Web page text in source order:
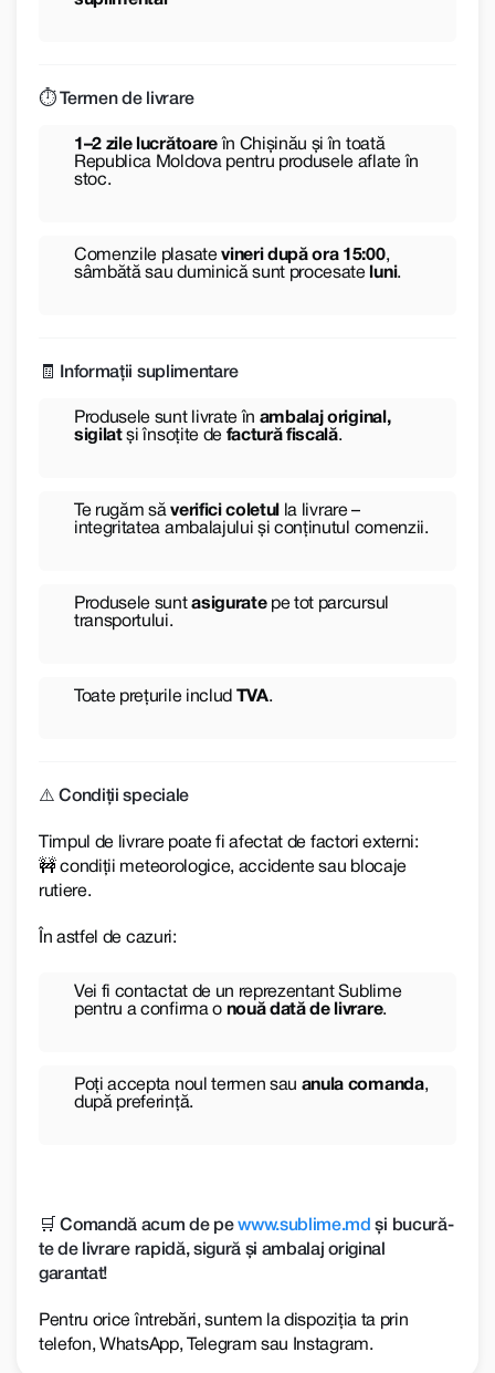
⏱️ Termen de livrare
1–2 zile lucrătoareîn Chișinău și în toată
Republica Moldova pentru produsele aflate în
stoc.
Comenzile plasatevineri după ora 15:00,
sâmbătă sau duminică sunt procesate luni.
🧾 Informații suplimentare
Produsele sunt livrate în ambalaj original,
sigilatși însoțite de factură fiscală.
Te rugăm săverifici coletul
la livrare –
integritatea ambalajului și conținutul comenzii.
Produsele suntasiguratepe tot parcursul
transportului.
Toate prețurile includ TVA.
⚠️ Condiții speciale
Timpul de livrare poate fi afectat de factori externi:
🚧 condiții meteorologice, accidente sau blocaje
rutiere.
În astfel de cazuri:
Vei fi contactat de un reprezentant Sublime
pentru a confirma o nouă dată de livrare.
Poți accepta noul termen sau anula comanda,
după preferință.
🛒 Comandă acum de pewww.sublime.md și bucură-
te de livrare rapidă, sigură și ambalaj original
garantat!
Pentru orice întrebări, suntem la dispoziția ta prin
telefon, WhatsApp, Telegram sau Instagram.